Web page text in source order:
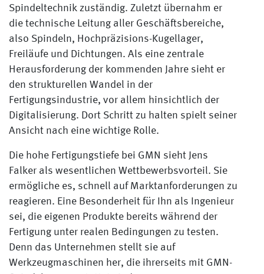
Spindeltechnik zuständig. Zuletzt übernahm er
die technische Leitung aller Geschäftsbereiche,
also Spindeln, Hochpräzisions-Kugellager,
Freiläufe und Dichtungen. Als eine zentrale
Herausforderung der kommenden Jahre sieht er
den strukturellen Wandel in der
Fertigungsindustrie, vor allem hinsichtlich der
Digitalisierung. Dort Schritt zu halten spielt seiner
Ansicht nach eine wichtige Rolle.
Die hohe Fertigungstiefe bei GMN sieht Jens
Falker als wesentlichen Wettbewerbsvorteil. Sie
ermögliche es, schnell auf Marktanforderungen zu
reagieren. Eine Besonderheit für Ihn als Ingenieur
sei, die eigenen Produkte bereits während der
Fertigung unter realen Bedingungen zu testen.
Denn das Unternehmen stellt sie auf
Werkzeugmaschinen her, die ihrerseits mit GMN-